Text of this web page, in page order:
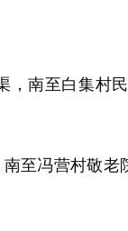
南至白集村
冯营村敬老